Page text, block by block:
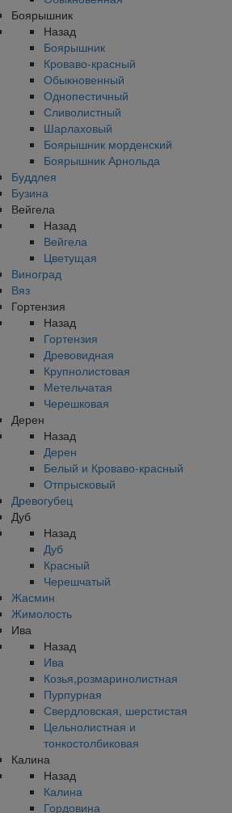
Боярышник
Назад
Боярышник
Кроваво-красный
Обыкновенный
Однопестичный
Сливолистный
Шарлаховый
Боярышник морденский
Боярышник Арнольда
Буддлея
Бузина
Вейгела
Назад
Вейгела
Цветущая
Виноград
Вяз
Гортензия
Назад
Гортензия
Древовидная
Крупнолистовая
Метельчатая
Черешковая
Дерен
Назад
Дерен
Белый и Кроваво-красный
Отпрысковый
Древогубец
Дуб
Назад
Дуб
Красный
Черешчатый
Жасмин
Жимолость
Ива
Назад
Ива
Козья,розмаринолистная
Пурпурная
Свердловская, шерстистая
Цельнолистная и
тонкостолбиковая
Калина
Назад
Калина
Гордовина